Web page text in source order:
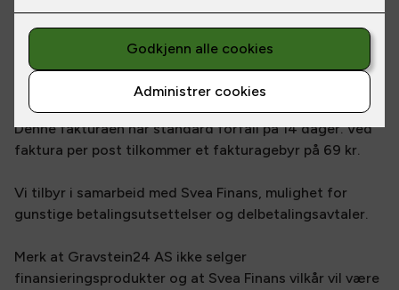
2. Betaling
Faktura sendes etter at steinen er montert og levert.
Denne fakturaen har standard forfall på 14 dager. Ved
faktura per post tilkommer et fakturagebyr på 69 kr.
Vi tilbyr i samarbeid med Svea Finans, mulighet for
gunstige betalingsutsettelser og delbetalingsavtaler.
Merk at Gravstein24 AS ikke selger
finansieringsprodukter og at Svea Finans vilkår vil være